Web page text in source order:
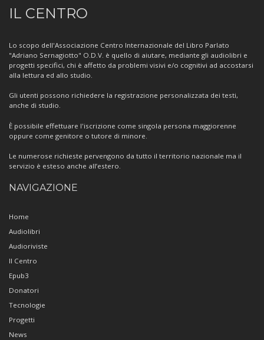
sul
Centro
IL CENTRO
Lo scopo dell'Associazione Centro Internazionale del Libro Parlato
"Adriano Sernagiotto" O.D.V. è quello di aiutare, mediante gli audiolibri e
progetti specifici, chi è affetto da problemi visivi e/o cognitivi ad accostarsi
alla lettura ed allo studio.
Gli utenti possono richiedere la registrazione personalizzata dei testi,
anche di studio.
È possibile effettuare l'iscrizione come singola persona maggiorenne
oppure come genitore o tutore di minore.
Le numerose richieste pervengono da tutto il territorio nazionale ma il
servizio è esteso anche all’estero.
NAVIGAZIONE
Home
Audiolibri
Audioriviste
Il Centro
Epub3
Donatori
Tecnologie
Progetti
News